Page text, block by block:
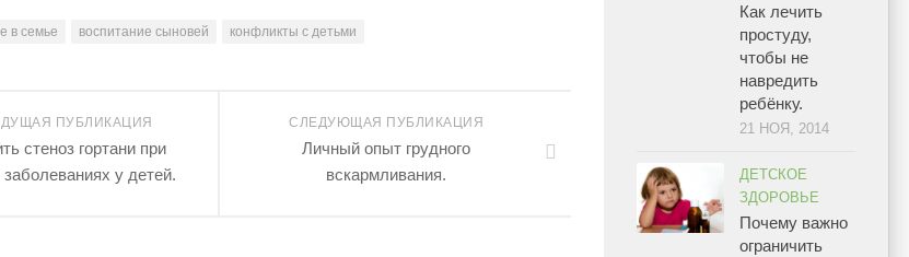
новом окне) окне)
в семье воспитание сыновей конфликты с детьми
СЛЕДУЮЩАЯ ПУБЛИКАЦИЯ
Личный опыт грудного
вскармливания.
ПУБЛИКАЦИЯ
стеноз гортани при
у детей.
Как лечить
простуду,
чтобы не
навредить
ребёнку.
21 НОЯ, 2014
ДЕТСКОЕ
ЗДОРОВЬЕ
Почему важно
ограничить